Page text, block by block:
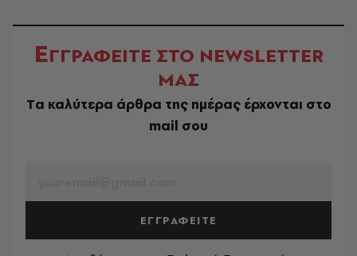
ΕΓΓΡΑΦΕΙΤΕ ΣΤΟ NEWSLETTER
ΜΑΣ
Tα καλύτερα άρθρα της ημέρας έρχονται στο
mail σου
ΕΓΓΡΑΦΕΙΤΕ